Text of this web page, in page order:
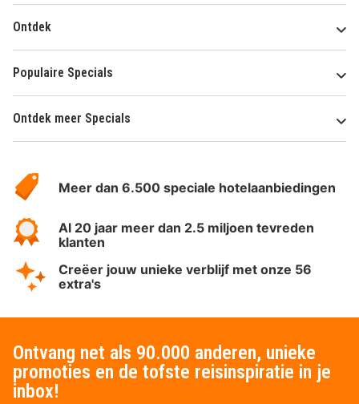
Ontdek
Populaire Specials
Ontdek meer Specials
HotelSpecials
Meer dan 6.500 speciale hotelaanbiedingen
Al 20 jaar meer dan 2.5 miljoen tevreden
klanten
Creëer jouw unieke verblijf met onze 56
extra's
Ontvang net als 90.000 anderen, unieke
promoties en de tofste reisinspiratie in je
inbox!